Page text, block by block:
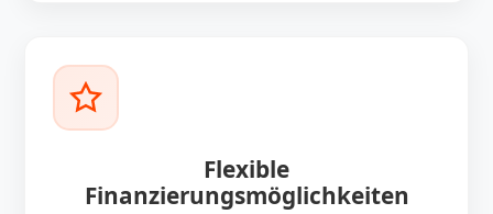
Flexible
Finanzierungsmöglichkeiten